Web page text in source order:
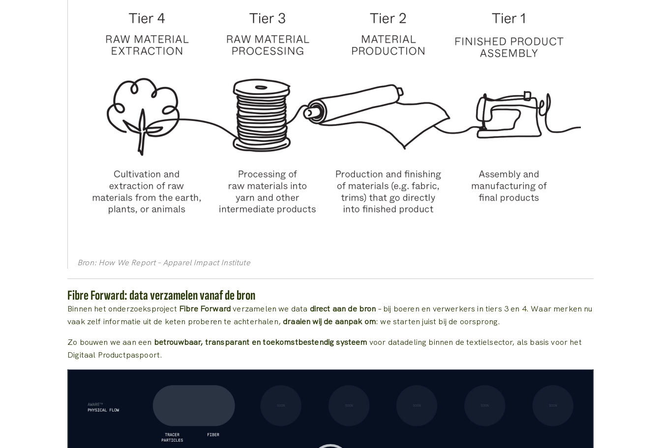
Bron: How We Report – Apparel Impact Institute
Fibre Forward: data verzamelen vanaf de bron
Binnen het onderzoeksproject Fibre Forwardverzamelen we data direct aan de bron – bij boeren en verwerkers in tiers 3 en 4. Waar merken nu
vaak zelf informatie uit de keten proberen te achterhalen,draaien wij de aanpak om: we starten juist bij de oorsprong.
Zo bouwen we aan een betrouwbaar, transparant en toekomstbestendig systeem voor datadeling binnen de textielsector, als basis voor het
Digitaal Productpaspoort.
Videospeler